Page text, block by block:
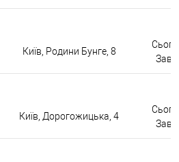
Київ, Родини Бунге, 8
Київ, Дорогожицька, 4